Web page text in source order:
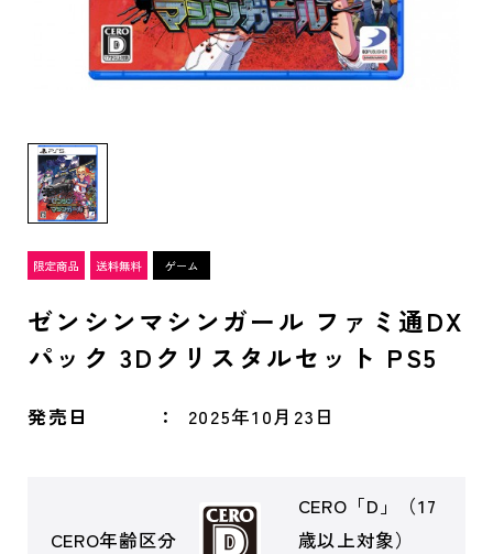
ゼンシンマシンガール ファミ通DX
パック 3Dクリスタルセット PS5
発売日 2025年10月23日
CERO年齢区分
CERO「D」（17
歳以上対象）